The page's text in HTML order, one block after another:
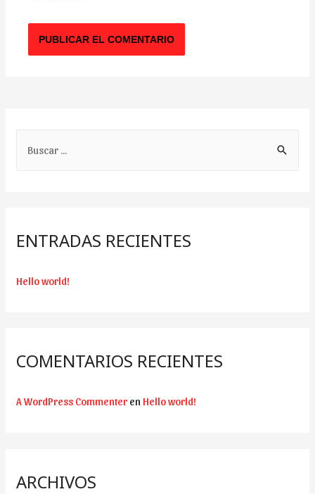
rENTRADAS RECIENTES
Hello world!
COMENTARIOS RECIENTES
A WordPress Commenter en Hello world!
ARCHIVOS